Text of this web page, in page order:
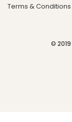
Terms & Conditions
© 2019